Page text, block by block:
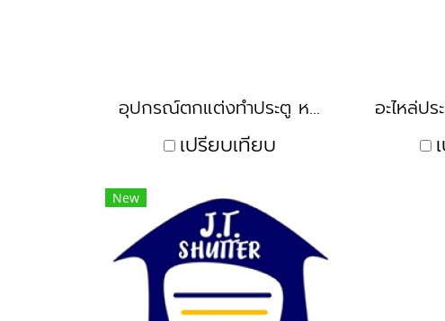
อุปกรณ์ตกแต่งทำประตู หน้าต่าง ลายองุ่น
เปรียบเทียบ
New